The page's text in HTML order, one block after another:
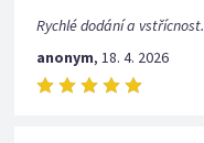
Rychlé dodání a vstřícnost.
anonym,18. 4. 2026